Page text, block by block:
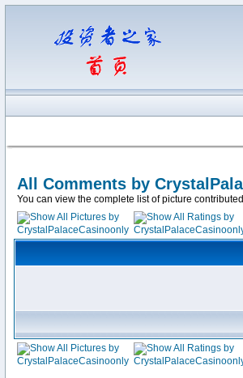
All Comments by
You can view the complete list of picture